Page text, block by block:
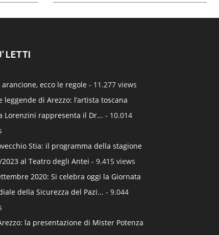
LETTI
arancione, ecco le regole - 11.277 views
leggende di Arezzo: l’artista toscana
Lorenzini rappresenta il Dr... - 10.014
Stia: il programma della stagione
2023 al Teatro degli Antei - 9.415 views
2020: Si celebra oggi la Giornata
della Sicurezza del Pazi... - 9.044
la presentazione di Mister Potenza